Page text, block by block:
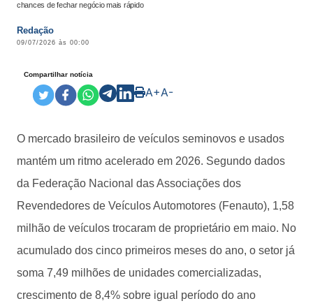
chances de fechar negócio mais rápido
Redação
09/07/2026 às 00:00
Compartilhar notícia
A+A-
O mercado brasileiro de veículos seminovos e usados
mantém um ritmo acelerado em 2026. Segundo dados
da Federação Nacional das Associações dos
Revendedores de Veículos Automotores (Fenauto), 1,58
milhão de veículos trocaram de proprietário em maio. No
acumulado dos cinco primeiros meses do ano, o setor já
soma 7,49 milhões de unidades comercializadas,
crescimento de 8,4% sobre igual período do ano